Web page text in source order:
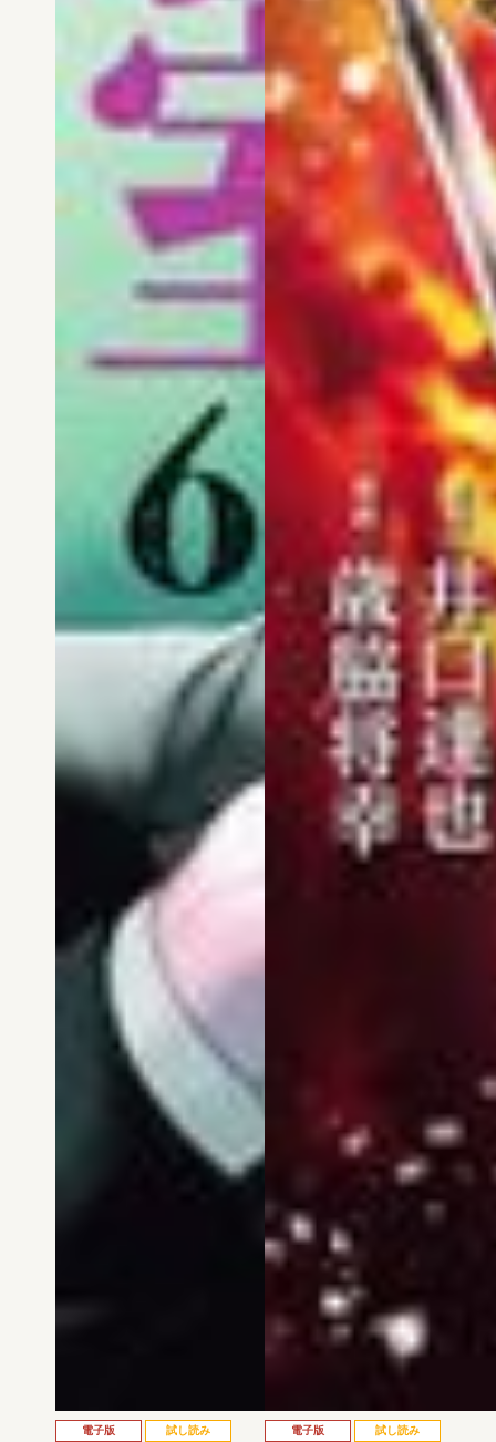
電子版 試し読み 電子版 試し読み